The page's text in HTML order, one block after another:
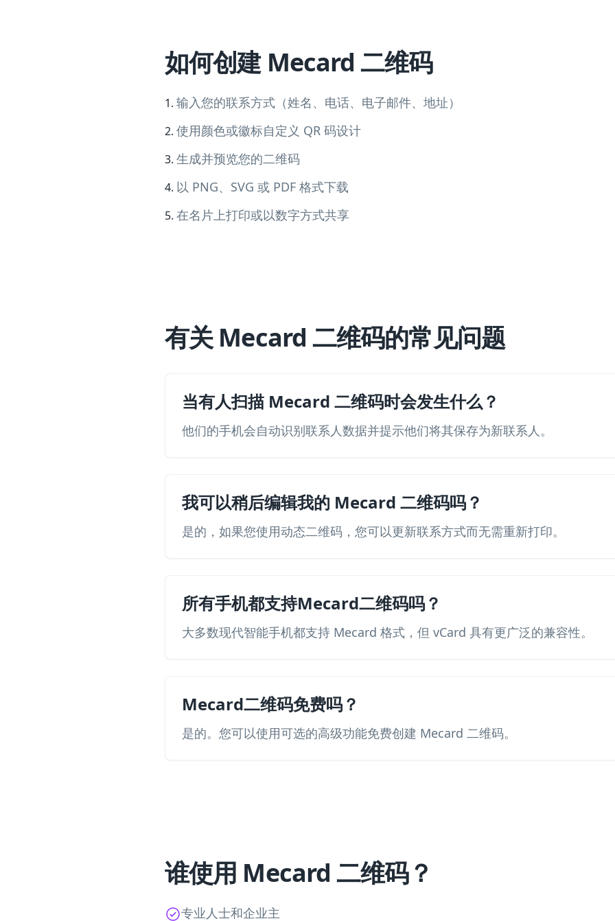
如何创建 Mecard 二维码
输入您的联系方式（姓名、电话、电子邮件、地址）
使用颜色或徽标自定义 QR 码设计
生成并预览您的二维码
以 PNG、SVG 或 PDF 格式下载
在名片上打印或以数字方式共享
有关 Mecard 二维码的常见问题
当有人扫描 Mecard 二维码时会发生什么？
他们的手机会自动识别联系人数据并提示他们将其保存为新联系人。
我可以稍后编辑我的 Mecard 二维码吗？
是的，如果您使用动态二维码，您可以更新联系方式而无需重新打印。
所有手机都支持Mecard二维码吗？
大多数现代智能手机都支持 Mecard 格式，但 vCard 具有更广泛的兼容性。
Mecard二维码免费吗？
是的。您可以使用可选的高级功能免费创建 Mecard 二维码。
谁使用 Mecard 二维码？
专业人士和企业主